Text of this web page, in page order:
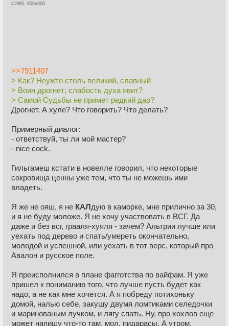
419Кб, 800x600
>>7911407
> Как? Неужто столь великий, славный
> Воин дрогнет; слабость духа явит?
> Самой Судьбы не примет редкий дар?
Дрогнет. А хуле? Что говорить? Что делать?
Примерный диалог:
- ответствуй, ты ли мой мастер?
- nice cock.
Гильгамеш кстати в новелле говорил, что некоторые
сокровища ценны уже тем, что ты не можешь ими
владеть.
Я же не ояш, я не КАЛдую в каморке, мне прилично за 30,
и я не буду моложе. Я не хочу участвовать в ВСГ. Да
даже и без всг, грааля-хуяля - зачем? Альтрии лучше или
уехать под дерево и спать/умереть окончательно,
молодой и успешной, или уехать в тот верс, который про
Авалон и русское поле.
Я преисполнился в плане фагготства по вайфам. Я уже
пришел к пониманию того, что лучше пусть будет как
надо, а не как мне хочется. А я побреду потихоньку
домой, налью себе, закушу двумя ломтиками селедочки
и маринованым лучком, и лягу спать. Ну, про хохлов еще
может напишу что-то там, мол, пидарасы. А утром,